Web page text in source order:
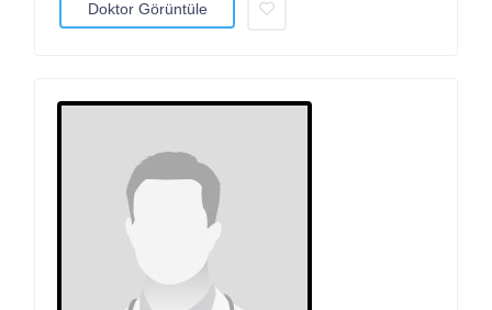
Doktor Görüntüle